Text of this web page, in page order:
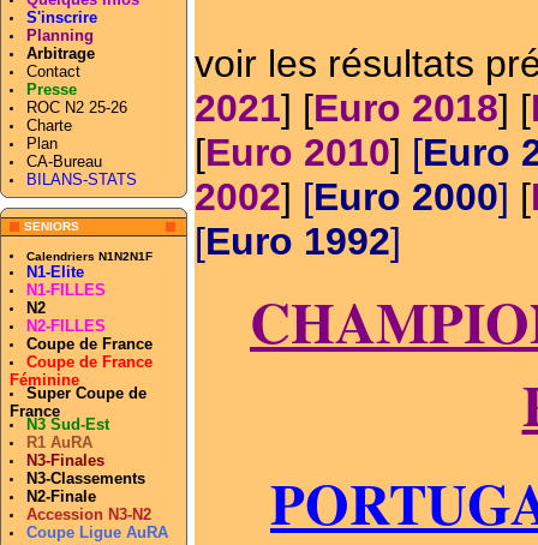
S'inscrire
Planning
Arbitrage
Contact
Presse
ROC N2 25-26
Charte
Plan
CA-Bureau
BILANS-STATS
SENIORS
Calendriers N1N2N1F
N1-Elite
N1-FILLES
N2
N2-FILLES
Coupe de France
Coupe de France
Féminine
Super Coupe de
France
N3 Sud-Est
R1 AuRA
N3-Finales
N3-Classements
N2-Finale
Accession N3-N2
Coupe Ligue AuRA
voir les résultats
2021] [Euro 2018] [
[Euro 2010] [Euro
2002] [Euro 2000] [
[Euro 1992]